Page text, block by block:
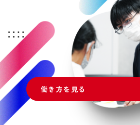
働き方を見る